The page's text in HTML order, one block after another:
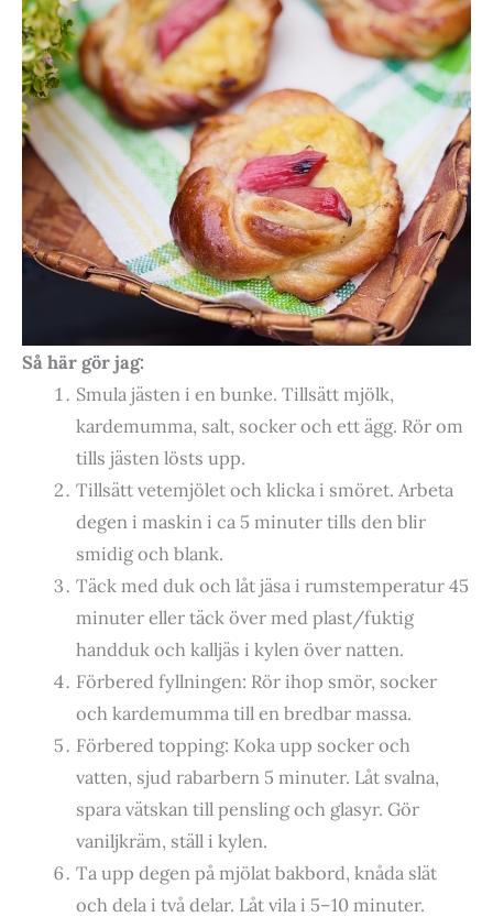
Så här gör jag:
Smula jästen i en bunke. Tillsätt mjölk,
kardemumma, salt, socker och ett ägg. Rör om
tills jästen lösts upp.
Tillsätt vetemjölet och klicka i smöret. Arbeta
degen i maskin i ca 5 minuter tills den blir
smidig och blank.
Täck med duk och låt jäsa i rumstemperatur 45
minuter eller täck över med plast/fuktig
handduk och kalljäs i kylen över natten.
Förbered fyllningen: Rör ihop smör, socker
och kardemumma till en bredbar massa.
Förbered topping: Koka upp socker och
vatten, sjud rabarbern 5 minuter. Låt svalna,
spara vätskan till pensling och glasyr. Gör
vaniljkräm, ställ i kylen.
Ta upp degen på mjölat bakbord, knåda slät
och dela i två delar. Låt vila i 5–10 minuter.